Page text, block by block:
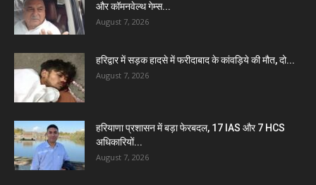
और कॉमनवेल्थ गेम्स...
August 7, 2026
हरिद्वार में सड़क हादसे में फरीदाबाद के कांवड़िये की मौत, दो...
August 7, 2026
हरियाणा प्रशासन में बड़ा फेरबदल, 17 IAS और 7 HCS
अधिकारियों...
August 7, 2026